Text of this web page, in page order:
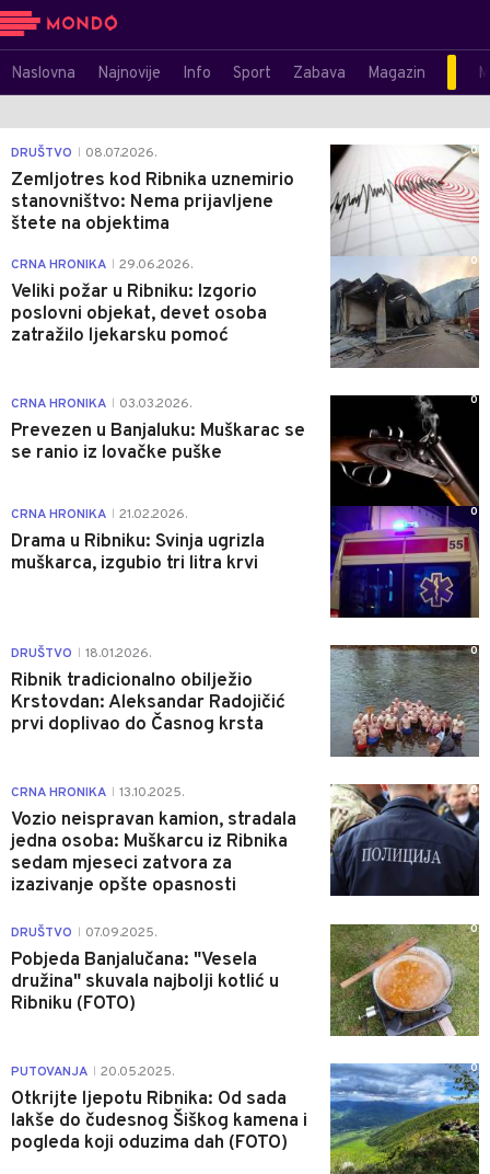
Naslovna Najnovije Info Sport Zabava Magazin
DRUŠTVO 08.07.2026.
Zemljotres kod Ribnika uznemirio
stanovništvo: Nema prijavljene
štete na objektima
0
CRNA HRONIKA 29.06.2026.
Veliki požar u Ribniku: Izgorio
poslovni objekat, devet osoba
zatražilo ljekarsku pomoć
0
CRNA HRONIKA 03.03.2026.
Prevezen u Banjaluku: Muškarac se
se ranio iz lovačke puške
0
CRNA HRONIKA 21.02.2026.
Drama u Ribniku: Svinja ugrizla
muškarca, izgubio tri litra krvi
0
DRUŠTVO 18.01.2026.
Ribnik tradicionalno obilježio
Krstovdan: Aleksandar Radojičić
prvi doplivao do Časnog krsta
0
CRNA HRONIKA 13.10.2025.
Vozio neispravan kamion, stradala
jedna osoba: Muškarcu iz Ribnika
sedam mjeseci zatvora za
izazivanje opšte opasnosti
0
DRUŠTVO 07.09.2025.
Pobjeda Banjalučana: "Vesela
družina" skuvala najbolji kotlić u
Ribniku (FOTO)
0
PUTOVANJA 20.05.2025.
Otkrijte ljepotu Ribnika: Od sada
lakše do čudesnog Šiškog kamena i
pogleda koji oduzima dah (FOTO)
0